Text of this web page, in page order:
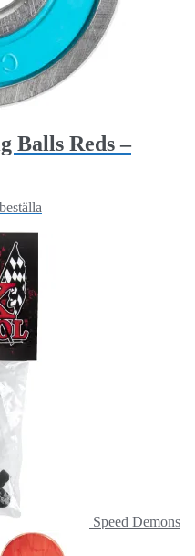
Balls Reds –
Speed Demons